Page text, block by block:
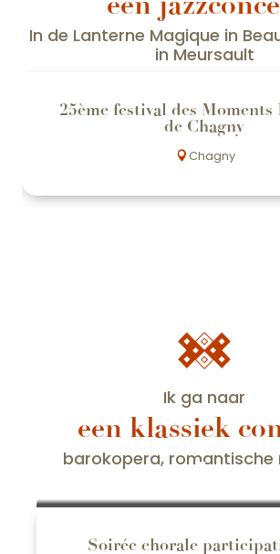
In de Lanterne Magique in
in Meursault
21
AUG
25ème festival des Moments
de Chagny
Chagny
Ik ga naar
een klassiek
barokopera, romantische
2
Soirée chorale